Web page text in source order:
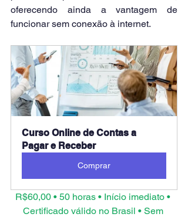
oferecendo ainda a vantagem de
funcionar sem conexão à internet.
Curso Online de Contas a
Pagar e Receber
Comprar
R$60,00 • 50 horas • Início imediato •
Certificado válido no Brasil • Sem